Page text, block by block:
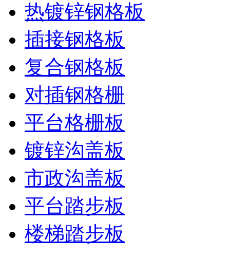
热镀锌钢格板
插接钢格板
复合钢格板
对插钢格栅
平台格栅板
镀锌沟盖板
市政沟盖板
平台踏步板
楼梯踏步板